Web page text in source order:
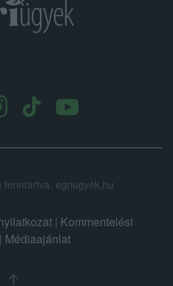
fenntartva. egriugyek.hu
| Kommentelési
| Médiaajánlat